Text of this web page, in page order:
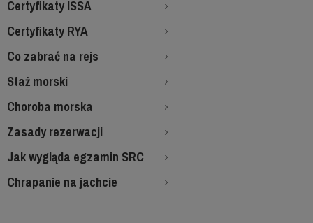
Certyfikaty ISSA
Certyfikaty RYA
Co zabrać na rejs
Staż morski
Choroba morska
Zasady rezerwacji
Jak wygląda egzamin SRC
Chrapanie na jachcie